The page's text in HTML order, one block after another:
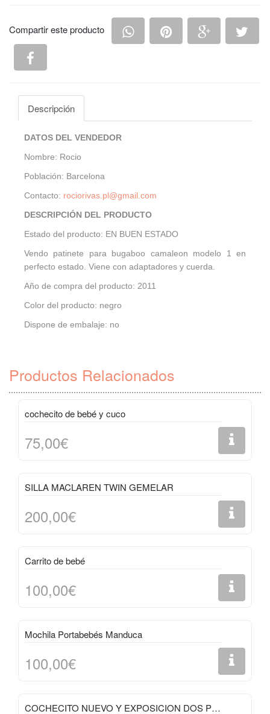
Compartir este producto Compartir en Whatsapp
Compartir enCompartir
Descripción
DATOS DEL VENDEDOR
Nombre: Rocio
Población: Barcelona
Contacto: rociorivas.pl@gmail.com
DESCRIPCIÓN DEL PRODUCTO
Estado del producto: EN BUEN ESTADO
Vendo patinete para bugaboo camaleon modelo 1 en
perfecto estado. Viene con adaptadores y cuerda.
Año de compra del producto: 2011
Color del producto: negro
Dispone de embalaje: no
Productos Relacionados
cochecito de bebé y cuco
75,00€
SILLA MACLAREN TWIN GEMELAR
200,00€
Carrito de bebé
100,00€
Mochila Portabebés Manduca
100,00€
COCHECITO NUEVO Y EXPOSICION DOS PIEZAS BEIGE